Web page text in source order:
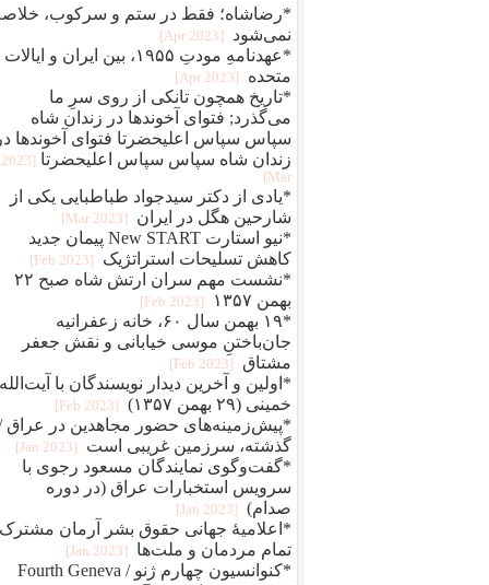
*رضاشاه؛ فقط در ستم و سرکوب،
نمی‌شود
[2023 Apr]
*عهدنامهِ مودتِ ۱۹۵۵، بین ایران و ایالات
متحده
[2023 Apr]
*تاریخ همچون تانکی از روی سرِ ما
می‌گذرد; فتوای آخوندها در زندان شاه
سپاس سپاس اعلیحضرتا فتوای آخوندها در
زندان شاه سپاس سپاس اعلیحضرتا
[2023
Mar]
*یادی از دکتر سیدجواد طباطبایی یکی از
شارحین هگل در ایران
[2023 Mar]
*نیو استارت New START پیمان جدید
کاهش تسلیحات استراتژیک
[2023 Feb]
*نشست مهم سران ارتش شاه صبح ۲۲
بهمن ۱۳۵۷
[2023 Feb]
*۱۹ بهمن سال ۶۰، خانه زعفرانیه
جان‌باختنِ موسی خیابانی و نقش جعفر
مشتاق
[2023 Feb]
*اولین و آخرین دیدار نویسندگان با آیت‌الله
خمینی (۲۹ بهمن ۱۳۵۷)
[2023 Feb]
*پیش‌زمینه‌های حضور مجاهدین در عراق
گذشته، سرزمین غریبی است
[2023 Jan]
*گفت‌وگوی نمایندگان مسعود رجوی با
سرویس استخبارات عراق (در دوره
صدام)
[2023 Jan]
*اعلامیهٔ جهانی حقوق بشر آرمان مشترک
تمام مردمان و ملت‌ها
[2023 Jan]
*کنوانسیون چهارم ژنو / Fourth Geneva